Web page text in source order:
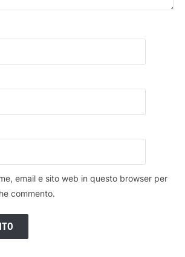
email e sito web in questo browser per
commento.